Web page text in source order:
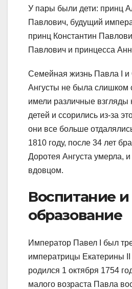
У пары были дети: принц
Павлович, будущий
принц Константин
Павлович и принцесса
Семейная жизнь Павла I
Ангусты не была слишком
имели различные взгляды
детей и ссорились из-за
они все больше
1810 году, после 34 лет
Доротея Ангуста умерла,
вдовцом.
Воспитание и
образование
Император Павел I был
императрицы Екатерины
родился 1 октября 1754
малого возраста Павла